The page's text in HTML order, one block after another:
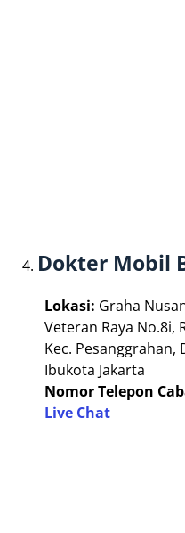
Dokter Mobil
Lokasi: Graha
Veteran Raya No.8i,
Kec. Pesanggrahan,
Ibukota Jakarta
Nomor Telepon
Live Chat